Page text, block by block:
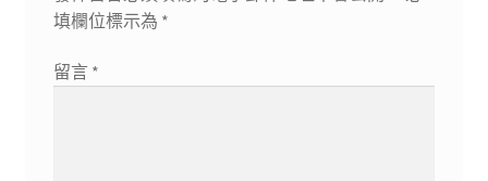
填欄位標示為 *
留言 *